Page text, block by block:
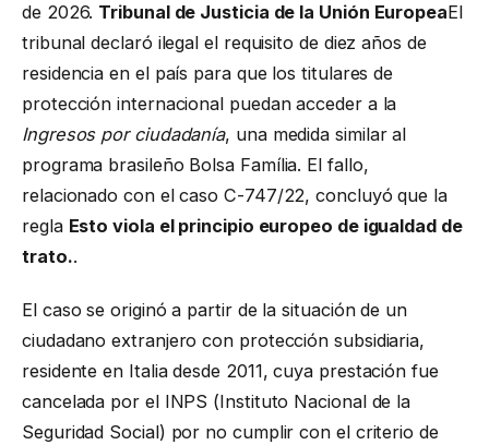
de 2026. Tribunal de Justicia de la Unión EuropeaEl
tribunal declaró ilegal el requisito de diez años de
residencia en el país para que los titulares de
protección internacional puedan acceder a la
Ingresos por ciudadanía, una medida similar al
programa brasileño Bolsa Família. El fallo,
relacionado con el caso C-747/22, concluyó que la
regla Esto viola el principio europeo de igualdad de
trato..
El caso se originó a partir de la situación de un
ciudadano extranjero con protección subsidiaria,
residente en Italia desde 2011, cuya prestación fue
cancelada por el INPS (Instituto Nacional de la
Seguridad Social) por no cumplir con el criterio de